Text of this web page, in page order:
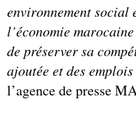
environnement social
l’économie
de préserver sa
ajoutée et des
l’agence de presse